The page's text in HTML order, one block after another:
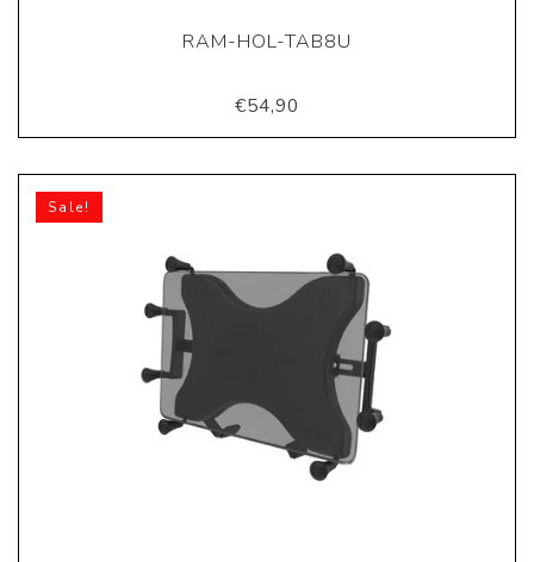
RAM-HOL-TAB8U
€54,90
Sale!